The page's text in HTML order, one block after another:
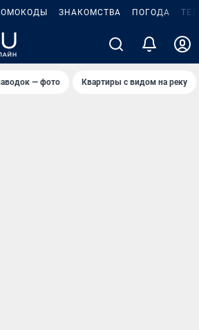
ЗНАКОМСТВА ПОГОДА
— фото Квартиры с видом на реку